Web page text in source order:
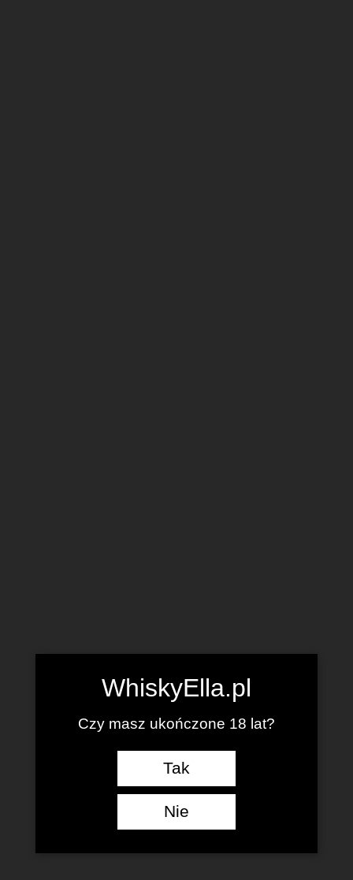
WhiskyElla.pl
Czy masz ukończone 18 lat?
Tak
Nie